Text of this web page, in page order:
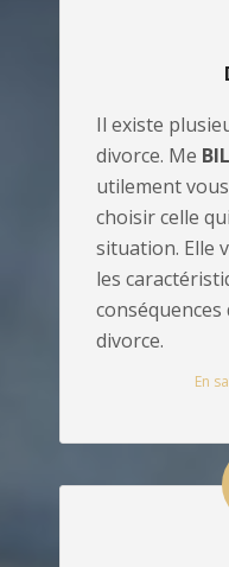
Il existe
divorce. Me
utilement
choisir celle
situation. Elle
les
conséquences
divorce.
En